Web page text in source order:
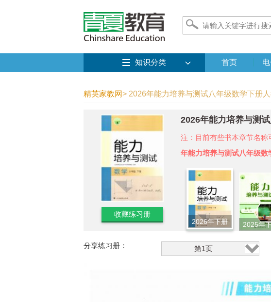
知识分类 首页
精英家教网> 2026年能力培养与测试八年级数学下册
收藏练习册
2026年能力培养与测
注：目前有些书本章节名
年能力培养与测试八年级数
2026年下册 2025年
分享练习册： 第1页